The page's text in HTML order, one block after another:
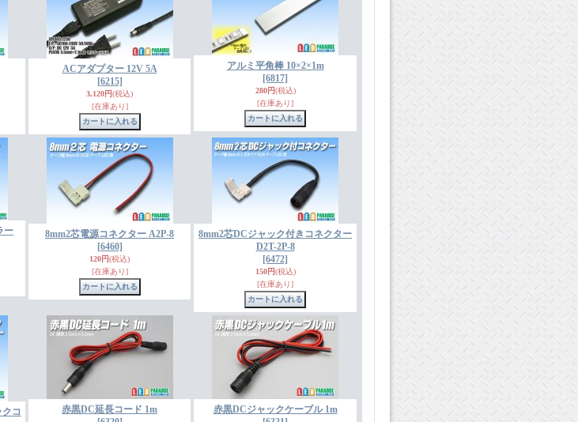
ACアダプター 12V 5A
[6215]
3,120円(税込)
[在庫あり]
アルミ平角棒 10×2×1m
[6817]
280円(税込)
[在庫あり]
ー
8mm2芯電源コネクター A2P-8
[6460]
120円(税込)
[在庫あり]
8mm2芯DCジャック付きコネクター
D2T-2P-8
[6472]
150円(税込)
[在庫あり]
コ
赤黒DC延長コード 1m
赤黒DCジャックケーブル 1m